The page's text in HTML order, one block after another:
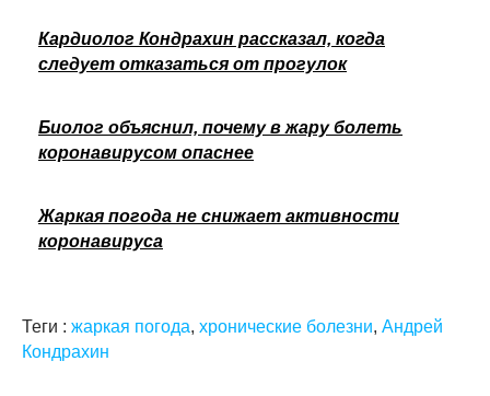
Кардиолог Кондрахин рассказал, когда
следует отказаться от прогулок
Биолог объяснил, почему в жару болеть
коронавирусом опаснее
Жаркая погода не снижает активности
коронавируса
Теги : жаркая погода, хронические болезни, Андрей
Кондрахин